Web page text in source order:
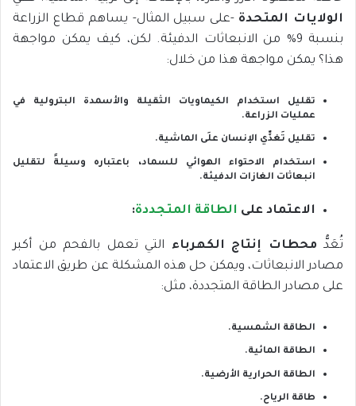
الولايات المتحدة -على سبيل المثال- يساهم قطاع الزراعة
بنسبة 9% من الانبعاثات الدفيئة. لكن، كيف يمكن مواجهة
هذا؟ يمكن مواجهة هذا من خلال:
تقليل استخدام الكيماويات الثقيلة والأسمدة البترولية في
عمليات الزراعة.
تقليل تَغذِّي الإنسان علَى الماشية.
استخدام الاحتواء الهوائي للسماد، باعتباره وسيلةً لتقليل
انبعاثات الغازات الدفيئة.
الاعتماد على الطاقة المتجددة:
تُعَدُّ محطات إنتاج الكهرباء التي تعمل بالفحم من أكبر
مصادر الانبعاثات، ويمكن حل هذه المشكلة عن طريق الاعتماد
على مصادر الطاقة المتجددة، مثل:
الطاقة الشمسية.
الطاقة المائية.
الطاقة الحرارية الأرضية.
طاقة الرياح.